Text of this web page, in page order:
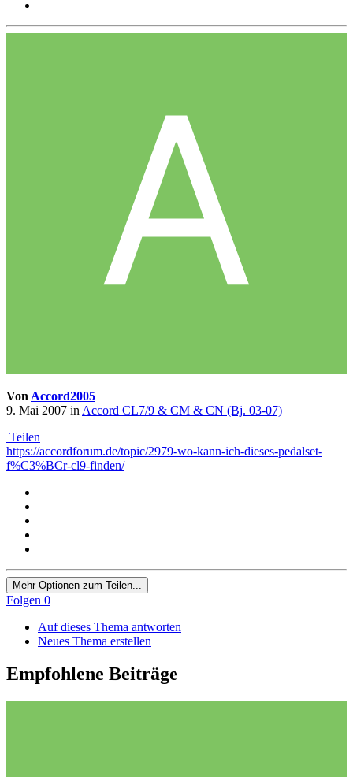
Von Accord2005
9. Mai 2007 in Accord CL7/9 & CM & CN (Bj. 03-07)
Teilen
https://accordforum.de/topic/2979-wo-kann-ich-dieses-pedalset-
f%C3%BCr-cl9-finden/
Mehr Optionen zum Teilen...
Folgen 0
Auf dieses Thema antworten
Neues Thema erstellen
Empfohlene Beiträge